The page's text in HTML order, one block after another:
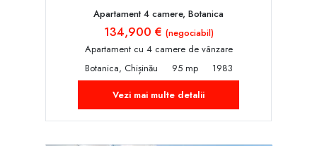
Apartament 4 camere, Botanica
134,900 € (negociabil)
Apartament cu 4 camere de vânzare
Botanica, Chișinău
95 mp
1983
Vezi mai multe detalii